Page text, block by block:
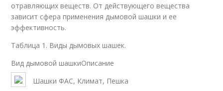
отравляющих веществ. От действующего вещества
зависит сфера применения дымовой шашки и ее
эффективность.
Таблица 1. Виды дымовых шашек.
Вид дымовой шашкиОписание
Шашки ФАС, Климат, Пешка